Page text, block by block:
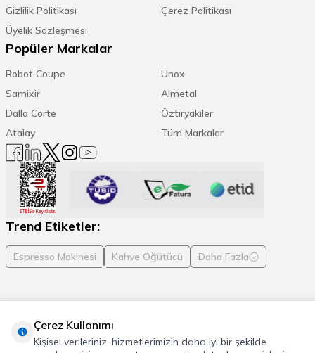
Gizlilik Politikası
Çerez Politikası
Üyelik Sözleşmesi
Popüler Markalar
Robot Coupe
Unox
Samixir
Almetal
Dalla Corte
Öztiryakiler
Atalay
Tüm Markalar
Trend Etiketler:
Espresso Makinesi Kahve Öğütücü Daha Fazla
© 2026 Cafemarkt, Tüm hakları saklıdır
T-Soft E-TicaretSistemleriyle Hazırlanmıştır.
Çerez Kullanımı
Kişisel verileriniz, hizmetlerimizin daha iyi bir şekilde